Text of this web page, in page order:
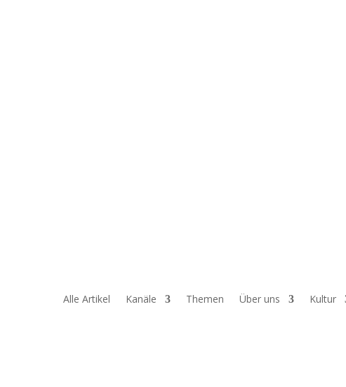
Alle Artikel Kanäle Themen Über uns Kultur